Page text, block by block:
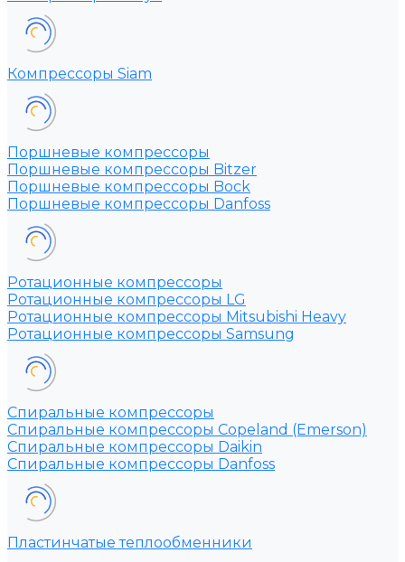
Компрессоры Siam
Поршневые компрессоры
Поршневые компрессоры Bitzer
Поршневые компрессоры Bock
Поршневые компрессоры Danfoss
Ротационные компрессоры
Ротационные компрессоры LG
Ротационные компрессоры Mitsubishi Heavy
Ротационные компрессоры Samsung
Спиральные компрессоры
Спиральные компрессоры Copeland (Emerson)
Спиральные компрессоры Daikin
Спиральные компрессоры Danfoss
Пластинчатые теплообменники